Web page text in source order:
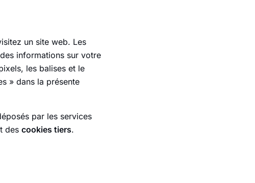
un site web. Les
informations sur votre
les balises et le
» dans la présente
par les services
des cookies tiers.